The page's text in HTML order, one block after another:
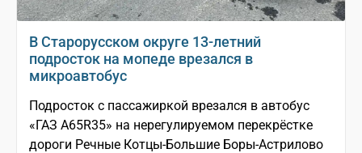
В Старорусском округе 13-летний
подросток на мопеде врезался в
микроавтобус
Подросток с пассажиркой врезался в автобус
«ГАЗ A65R35» на нерегулируемом перекрёстке
дороги Речные Котцы-Большие Боры-Астрилово